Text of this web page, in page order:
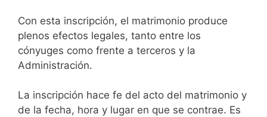
Con esta inscripción, el matrimonio produce
plenos efectos legales, tanto entre los
cónyuges como frente a terceros y la
Administración.
La inscripción hace fe del acto del matrimonio y
de la fecha, hora y lugar en que se contrae. Es